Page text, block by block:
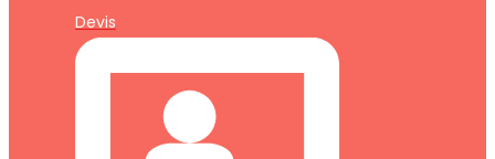
Devis